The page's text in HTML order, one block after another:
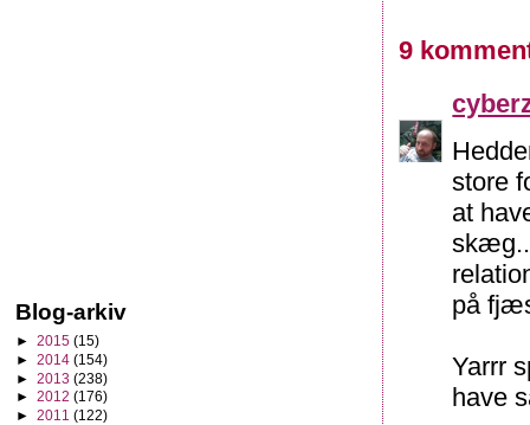
9
store
at
på
Yarrr
have
Blog-arkiv
► 2015 (15)
► 2014 (154)
► 2013 (238)
► 2012 (176)
► 2011 (122)